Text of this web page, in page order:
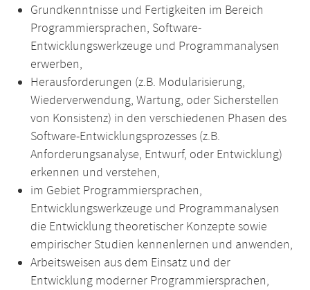
Grundkenntnisse und Fertigkeiten im Bereich
Programmiersprachen, Software-
Entwicklungswerkzeuge und Programmanalysen
erwerben,
Herausforderungen (z.B. Modularisierung,
Wiederverwendung, Wartung, oder Sicherstellen
von Konsistenz) in den verschiedenen Phasen des
Software-Entwicklungsprozesses (z.B.
Anforderungsanalyse, Entwurf, oder Entwicklung)
erkennen und verstehen,
im Gebiet Programmiersprachen,
Entwicklungswerkzeuge und Programmanalysen
die Entwicklung theoretischer Konzepte sowie
empirischer Studien kennenlernen und anwenden,
Arbeitsweisen aus dem Einsatz und der
Entwicklung moderner Programmiersprachen,